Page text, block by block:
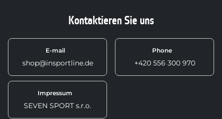
Kontaktieren Sie uns
E-mail
shop@insportline.de
Phone
+420 556 300 970
Impressum
SEVEN SPORT s.r.o.